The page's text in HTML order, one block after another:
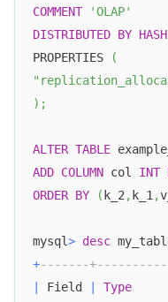
COMMENT
'OLAP'
DISTRIBUTED BY HASH
PROPERTIES
(
) ;
ALTER TABLE
ADD COLUMN col INT
ORDER BY ( k_2 , k_1 ,
mysql> desc
+-------
Field Type